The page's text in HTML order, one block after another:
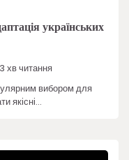
українських
3 хв читання
вибором для
якісні…